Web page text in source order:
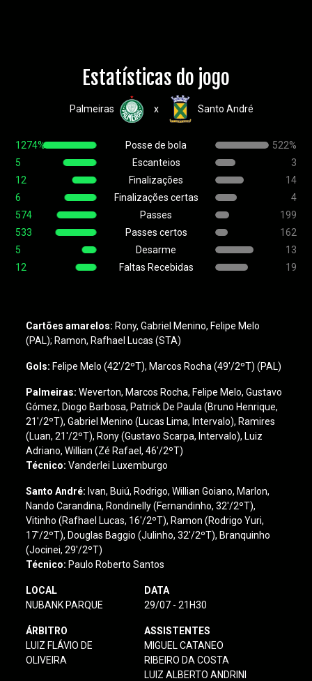
Estatísticas do jogo
Palmeiras x Santo André
1274%
5
12
6
574
533
5
12
Posse de bola
Escanteios
Finalizações
Finalizações certas
Passes
Passes certos
Desarme
Faltas Recebidas
522%
3
14
4
199
162
13
19
Cartões amarelos: Rony, Gabriel Menino, Felipe Melo
(PAL); Ramon, Rafhael Lucas (STA)
Gols: Felipe Melo (42'/2ºT), Marcos Rocha (49'/2ºT) (PAL)
Palmeiras: Weverton, Marcos Rocha, Felipe Melo, Gustavo
Gómez, Diogo Barbosa, Patrick De Paula (Bruno Henrique,
21'/2ºT), Gabriel Menino (Lucas Lima, Intervalo), Ramires
(Luan, 21'/2ºT), Rony (Gustavo Scarpa, Intervalo), Luiz
Adriano, Willian (Zé Rafael, 46'/2ºT)
Técnico: Vanderlei Luxemburgo
Santo André: Ivan, Buiú, Rodrigo, Willian Goiano, Marlon,
Nando Carandina, Rondinelly (Fernandinho, 32'/2ºT),
Vitinho (Rafhael Lucas, 16'/2ºT), Ramon (Rodrigo Yuri,
17'/2ºT), Douglas Baggio (Julinho, 32'/2ºT), Branquinho
(Jocinei, 29'/2ºT)
Técnico: Paulo Roberto Santos
LOCAL
NUBANK PARQUE
DATA
29/07 - 21H30
ÁRBITRO
LUIZ FLÁVIO DE
OLIVEIRA
ASSISTENTES
MIGUEL CATANEO
RIBEIRO DA COSTA
LUIZ ALBERTO ANDRINI